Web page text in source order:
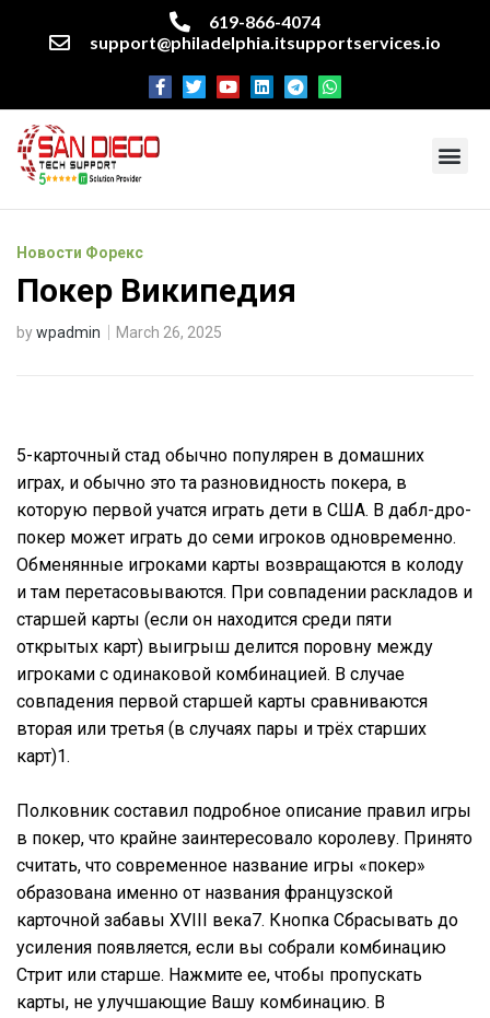
619-866-4074
support@philadelphia.itsupportservices.io
Новости Форекс
Покер Википедия
bywpadmin March 26, 2025
5-карточный стад обычно популярен в домашних
играх, и обычно это та разновидность покера, в
которую первой учатся играть дети в США. В дабл-дро-
покер может играть до семи игроков одновременно.
Обменянные игроками карты возвращаются в колоду
и там перетасовываются. При совпадении раскладов и
старшей карты (если он находится среди пяти
открытых карт) выигрыш делится поровну между
игроками с одинаковой комбинацией. В случае
совпадения первой старшей карты сравниваются
вторая или третья (в случаях пары и трёх старших
карт)1.
Полковник составил подробное описание правил игры
в покер, что крайне заинтересовало королеву. Принято
считать, что современное название игры «покер»
образована именно от названия французской
карточной забавы XVIII века7. Кнопка Сбрасывать до
усиления появляется, если вы собрали комбинацию
Стрит или старше. Нажмите ее, чтобы пропускать
карты, не улучшающие Вашу комбинацию. В